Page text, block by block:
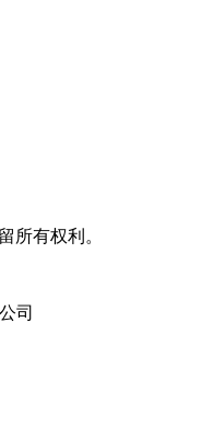
所有权利。
司